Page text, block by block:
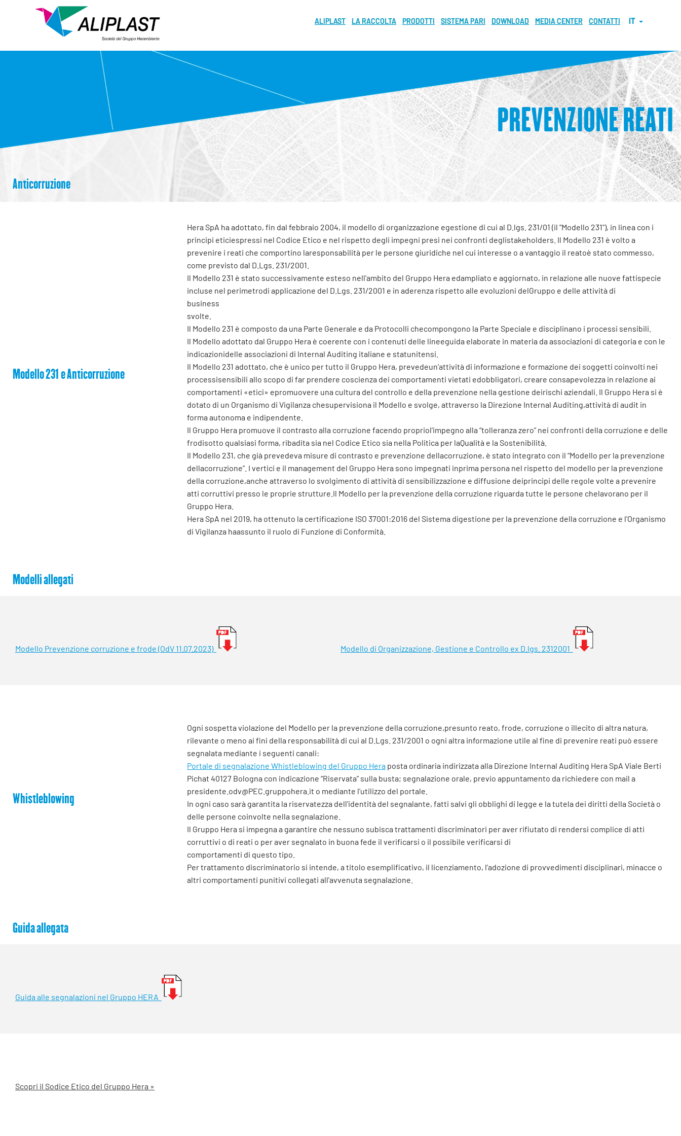
ALIPLAST LA RACCOLTA PRODOTTI SISTEMA PARI DOWNLOAD MEDIA CENTER CONTATTI IT
PREVENZIONE REATI
Anticorruzione
Modello 231 e Anticorruzione
Hera SpA ha adottato, fin dal febbraio 2004, il modello di organizzazione egestione di cui al D.lgs. 231/01 (il "Modello 231"), in linea con i
principi eticiespressi nel Codice Etico e nel rispetto degli impegni presi nei confronti deglistakeholders. Il Modello 231 è volto a
prevenire i reati che comportino laresponsabilità per le persone giuridiche nel cui interesse o a vantaggio il reatoè stato commesso,
come previsto dal D.Lgs. 231/2001.
Il Modello 231 è stato successivamente esteso nell'ambito del Gruppo Hera edampliato e aggiornato, in relazione alle nuove fattispecie
incluse nel perimetrodi applicazione del D.Lgs. 231/2001 e in aderenza rispetto alle evoluzioni delGruppo e delle attività di
business
svolte.
Il Modello 231 è composto da una Parte Generale e da Protocolli checompongono la Parte Speciale e disciplinano i processi sensibili.
Il Modello adottato dal Gruppo Hera è coerente con i contenuti delle lineeguida elaborate in materia da associazioni di categoria e con le
indicazionidelle associazioni di Internal Auditing italiane e statunitensi.
Il Modello 231 adottato, che è unico per tutto il Gruppo Hera, prevedeun'attività di informazione e formazione dei soggetti coinvolti nei
processisensibili allo scopo di far prendere coscienza dei comportamenti vietati edobbligatori, creare consapevolezza in relazione ai
comportamenti «etici» epromuovere una cultura del controllo e della prevenzione nella gestione deirischi aziendali. Il Gruppo Hera si è
dotato di un Organismo di Vigilanza chesupervisiona il Modello e svolge, attraverso la Direzione Internal Auditing,attività di audit in
forma autonoma e indipendente.
Il Gruppo Hera promuove il contrasto alla corruzione facendo propriol'impegno alla “tolleranza zero” nei confronti della corruzione e delle
frodisotto qualsiasi forma, ribadita sia nel Codice Etico sia nella Politica per laQualità e la Sostenibilità.
Il Modello 231, che già prevedeva misure di contrasto e prevenzione dellacorruzione, è stato integrato con il “Modello per la prevenzione
dellacorruzione”. I vertici e il management del Gruppo Hera sono impegnati inprima persona nel rispetto del modello per la prevenzione
della corruzione,anche attraverso lo svolgimento di attività di sensibilizzazione e diffusione deiprincipi delle regole volte a prevenire
atti corruttivi presso le proprie strutture.Il Modello per la prevenzione della corruzione riguarda tutte le persone chelavorano per il
Gruppo Hera.
Hera SpA nel 2019, ha ottenuto la certificazione ISO 37001:2016 del Sistema digestione per la prevenzione della corruzione e l'Organismo
di Vigilanza haassunto il ruolo di Funzione di Conformità.
Modelli allegati
Modello Prevenzione corruzione e frode (OdV 11.07.2023) Modello di Organizzazione, Gestione e Controllo ex D.lgs. 2312001
Whistleblowing
Ogni sospetta violazione del Modello per la prevenzione della corruzione,presunto reato, frode, corruzione o illecito di altra natura,
rilevante o meno ai fini della responsabilità di cui al D.Lgs. 231/2001 o ogni altra informazione utile al fine di prevenire reati può essere
segnalata mediante i seguenti canali:
Portale di segnalazione Whistleblowing del Gruppo Hera posta ordinaria indirizzata alla Direzione Internal Auditing Hera SpA Viale Berti
Pichat 40127 Bologna con indicazione “Riservata” sulla busta; segnalazione orale, previo appuntamento da richiedere con mail a
presidente.odv@PEC.gruppohera.it o mediante l'utilizzo del portale.
In ogni caso sarà garantita la riservatezza dell'identità del segnalante, fatti salvi gli obblighi di legge e la tutela dei diritti della Società o
delle persone coinvolte nella segnalazione.
Il Gruppo Hera si impegna a garantire che nessuno subisca trattamenti discriminatori per aver rifiutato di rendersi complice di atti
corruttivi o di reati o per aver segnalato in buona fede il verificarsi o il possibile verificarsi di
comportamenti di questo tipo.
Per trattamento discriminatorio si intende, a titolo esemplificativo, il licenziamento, l'adozione di provvedimenti disciplinari, minacce o
altri comportamenti punitivi collegati all'avvenuta segnalazione.
Guida allegata
Guida alle segnalazioni nel Gruppo HERA
Scopri il Sodice Etico del Gruppo Hera »